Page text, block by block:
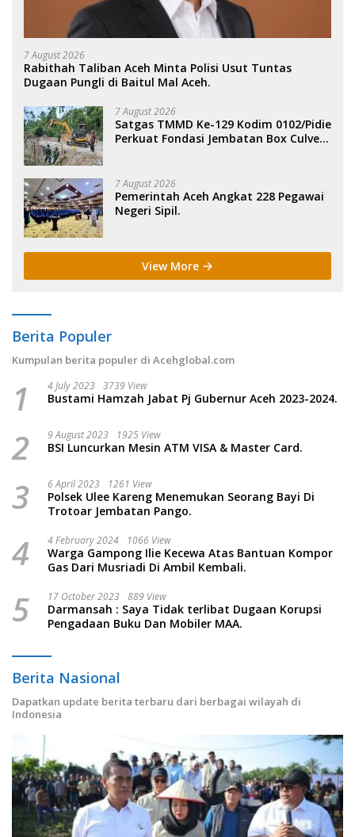
7 August 2026
Rabithah Taliban Aceh Minta Polisi Usut Tuntas
Dugaan Pungli di Baitul Mal Aceh.
7 August 2026
Satgas TMMD Ke-129 Kodim 0102/Pidie
Perkuat Fondasi Jembatan Box Culvert
7 August 2026
Pemerintah Aceh Angkat 228 Pegawai
Negeri Sipil.
View More
Berita Populer
Kumpulan berita populer di Acehglobal.com
1 4 July 2023 3739 View
Bustami Hamzah Jabat Pj Gubernur Aceh 2023-2024.
2 9 August 2023 1925 View
BSI Luncurkan Mesin ATM VISA & Master Card.
3 6 April 2023 1261 View
Polsek Ulee Kareng Menemukan Seorang Bayi Di
Trotoar Jembatan Pango.
4 4 February 2024 1066 View
Warga Gampong Ilie Kecewa Atas Bantuan Kompor
Gas Dari Musriadi Di Ambil Kembali.
5 17 October 2023 889 View
Darmansah : Saya Tidak terlibat Dugaan Korupsi
Pengadaan Buku Dan Mobiler MAA.
Berita Nasional
Dapatkan update berita terbaru dari berbagai wilayah di
Indonesia